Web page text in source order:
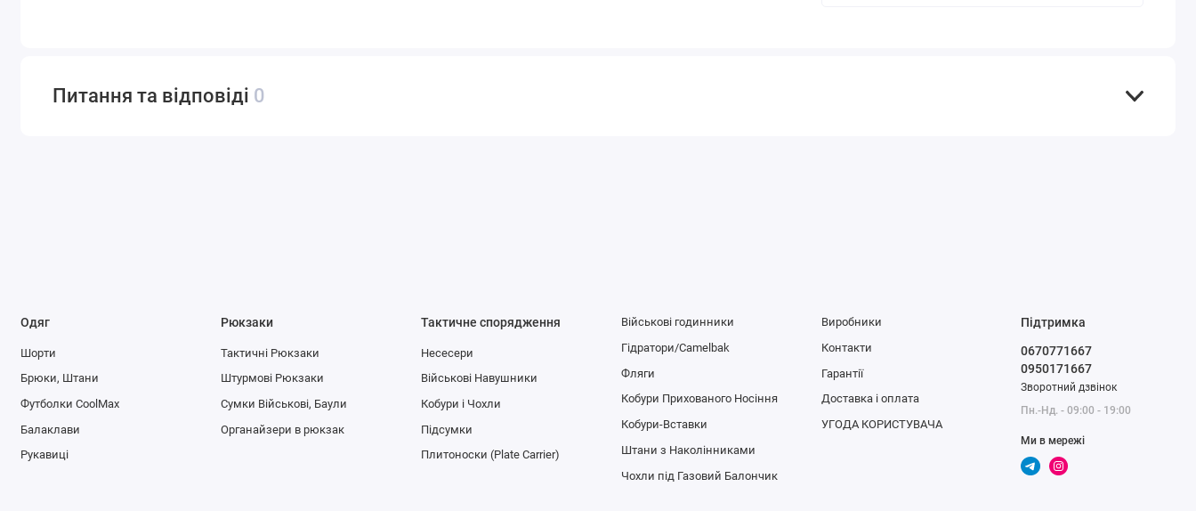
Питання та відповіді 0
Одяг
Шорти
Брюки, Штани
Футболки CoolMax
Балаклави
Рукавиці
Рюкзаки
Тактичні Рюкзаки
Штурмові Рюкзаки
Сумки Військові, Баули
Органайзери в рюкзак
Тактичне спорядження
Несесери
Військові Навушники
Кобури і Чохли
Підсумки
Плитоноски (Plate Carrier)
Військові годинники
Гідратори/Camelbak
Фляги
Кобури Прихованого Носіння
Кобури-Вставки
Штани з Наколінниками
Чохли під Газовий Балончик
Виробники
Контакти
Гарантії
Доставка і оплата
УГОДА КОРИСТУВАЧА
Підтримка
0670771667
0950171667
Зворотний дзвінок
Пн.-Нд. - 09:00 - 19:00
Ми в мережі